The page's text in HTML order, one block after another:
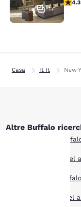
17
4.3
Casa It It New
Altre Buffalo
Tutti gli hotel a
Boutique hotel Hotel
Offerte hotel a Buffalo
Extended Stay Hotel